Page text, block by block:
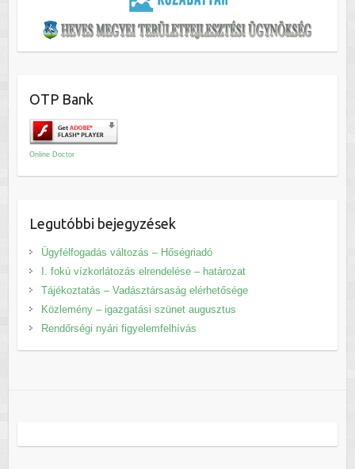
OTP Bank
Online Doctor
Legutóbbi bejegyzések
Ügyfélfogadás változás – Hőségriadó
I. fokú vízkorlátozás elrendelése – határozat
Tájékoztatás – Vadásztársaság elérhetősége
Közlemény – igazgatási szünet augusztus
Rendőrségi nyári figyelemfelhívás